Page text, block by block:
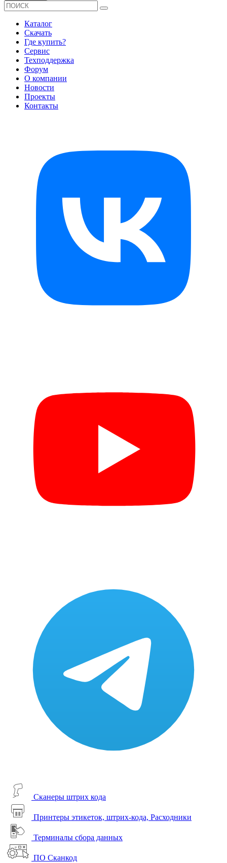
Каталог
Скачать
Где купить?
Сервис
Техподдержка
Форум
О компании
Новости
Проекты
Контакты
Сканеры штрих кода
Принтеры этикеток, штрих-кода, Расходники
Терминалы сбора данных
ПО Сканкод